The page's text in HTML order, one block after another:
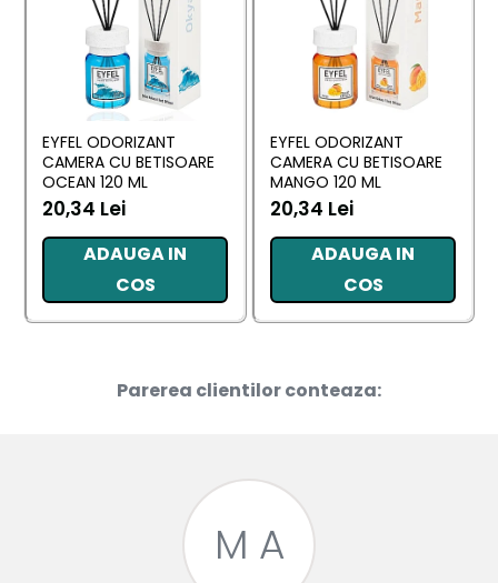
EYFEL ODORIZANT
CAMERA CU BETISOARE
OCEAN 120 ML
20,34 Lei
ADAUGA IN
COS
EYFEL ODORIZANT
CAMERA CU BETISOARE
MANGO 120 ML
20,34 Lei
ADAUGA IN
COS
Parerea clientilor conteaza:
M A